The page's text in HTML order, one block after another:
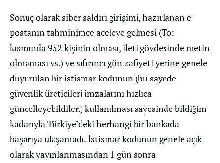
Sonuç olarak siber saldırı girişimi, hazırlanan e-
postanın tahminimce aceleye gelmesi (To:
kısmında 952 kişinin olması, ileti gövdesinde metin
olmaması vs.) ve sıfırıncı gün zafiyeti yerine genele
duyurulan bir istismar kodunun (bu sayede
güvenlik üreticileri imzalarını hızlıca
güncelleyebildiler.) kullanılması sayesinde bildiğim
kadarıyla Türkiye’deki herhangi bir bankada
başarıya ulaşamadı. İstismar kodunun genele açık
olarak yayınlanmasından 1 gün sonra